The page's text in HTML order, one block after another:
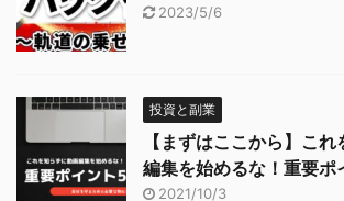
2023/5/6
投資と副業
【まずはここから】こ
編集を始めるな！重要ポ
2021/10/3